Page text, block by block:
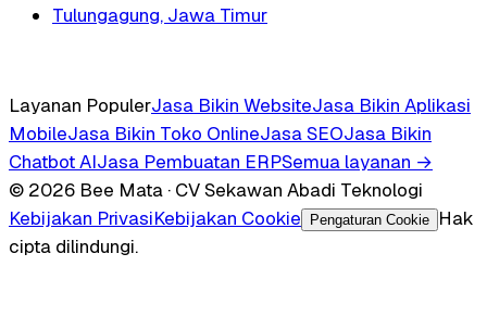
Tulungagung, Jawa Timur
Layanan PopulerJasa Bikin WebsiteJasa Bikin Aplikasi
MobileJasa Bikin Toko OnlineJasa SEOJasa Bikin
Chatbot AIJasa Pembuatan ERPSemua layanan →
© 2026 Bee Mata · CV Sekawan Abadi Teknologi
Kebijakan PrivasiKebijakan Cookie Pengaturan Cookie
Hak
cipta dilindungi.